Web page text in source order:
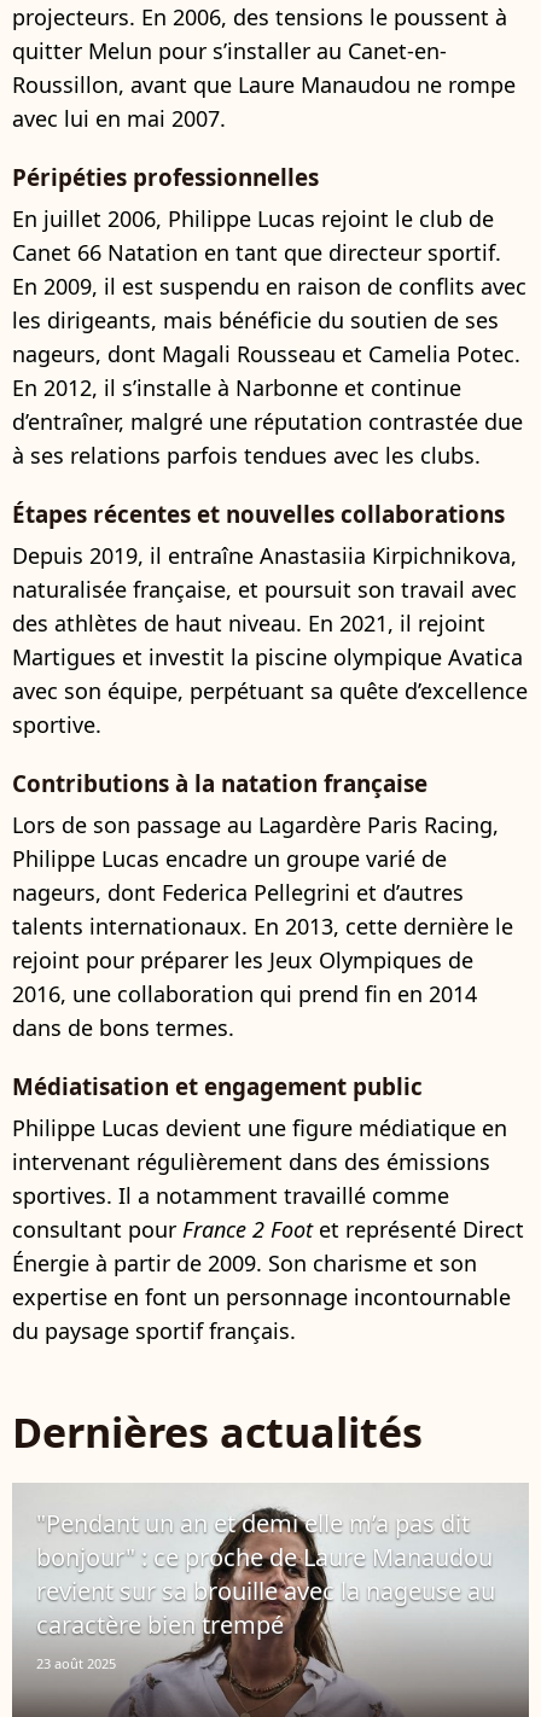
projecteurs. En 2006, des tensions le poussent à
quitter Melun pour s’installer au Canet-en-
Roussillon, avant que Laure Manaudou ne rompe
avec lui en mai 2007.
Péripéties professionnelles
En juillet 2006, Philippe Lucas rejoint le club de
Canet 66 Natation en tant que directeur sportif.
En 2009, il est suspendu en raison de conflits avec
les dirigeants, mais bénéficie du soutien de ses
nageurs, dont Magali Rousseau et Camelia Potec.
En 2012, il s’installe à Narbonne et continue
d’entraîner, malgré une réputation contrastée due
à ses relations parfois tendues avec les clubs.
Étapes récentes et nouvelles collaborations
Depuis 2019, il entraîne Anastasiia Kirpichnikova,
naturalisée française, et poursuit son travail avec
des athlètes de haut niveau. En 2021, il rejoint
Martigues et investit la piscine olympique Avatica
avec son équipe, perpétuant sa quête d’excellence
sportive.
Contributions à la natation française
Lors de son passage au Lagardère Paris Racing,
Philippe Lucas encadre un groupe varié de
nageurs, dont Federica Pellegrini et d’autres
talents internationaux. En 2013, cette dernière le
rejoint pour préparer les Jeux Olympiques de
2016, une collaboration qui prend fin en 2014
dans de bons termes.
Médiatisation et engagement public
Philippe Lucas devient une figure médiatique en
intervenant régulièrement dans des émissions
sportives. Il a notamment travaillé comme
consultant pour France 2 Footet représenté Direct
Énergie à partir de 2009. Son charisme et son
expertise en font un personnage incontournable
du paysage sportif français.
Dernières actualités
"Pendant un an et demi elle m’a pas dit
bonjour" : ce proche de Laure Manaudou
revient sur sa brouille avec la nageuse au
caractère bien trempé
23 août 2025